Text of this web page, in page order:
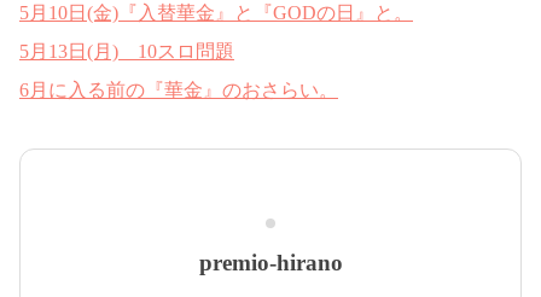
5月10日(金)『入替華金』と『GODの日』と。
5月13日(月) 10スロ問題
6月に入る前の『華金』のおさらい。
premio-hirano